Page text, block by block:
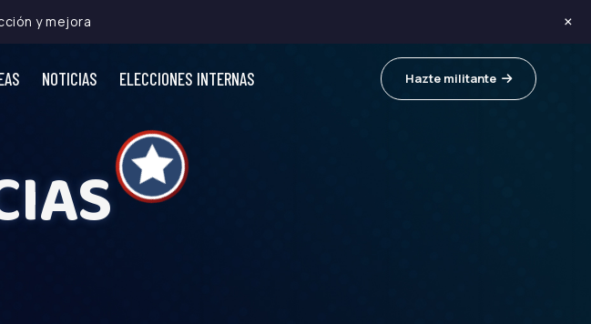
y mejora ×
NOTICIAS ELECCIONES INTERNAS Hazte militante